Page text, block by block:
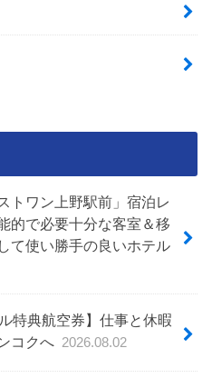
トワン上野駅前」宿泊レ
的で必要十分な客室＆移
て使い勝手の良いホテル
特典航空券】仕事と休暇
コクへ 2026.08.02